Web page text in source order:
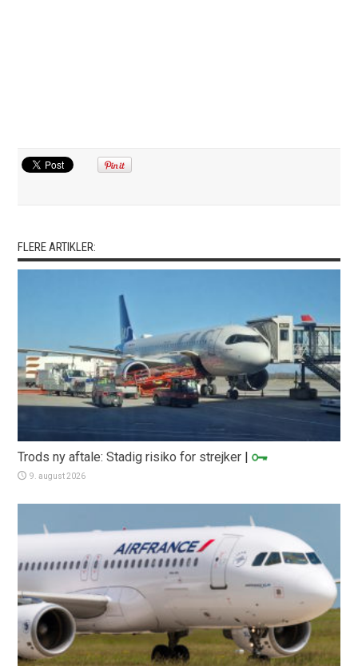
FLERE ARTIKLER:
Trods ny aftale: Stadig risiko for strejker |
9. august 2026